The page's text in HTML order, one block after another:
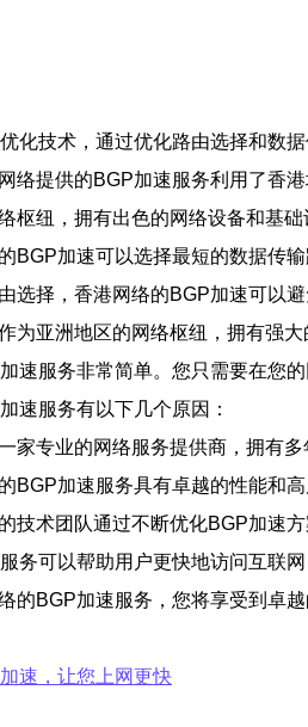
化技术，通过优化路由选择和数
络提供的BGP加速服务利用了香
枢纽，拥有出色的网络设备和基
BGP加速可以选择最短的数据传
选择，香港网络的BGP加速可以
为亚洲地区的网络枢纽，拥有强
速服务非常简单。您只需要在您
速服务有以下几个原因：
家专业的网络服务提供商，拥有
BGP加速服务具有卓越的性能和
技术团队通过不断优化BGP加速
务可以帮助用户更快地访问互联
的BGP加速服务，您将享受到卓
速，让您上网更快